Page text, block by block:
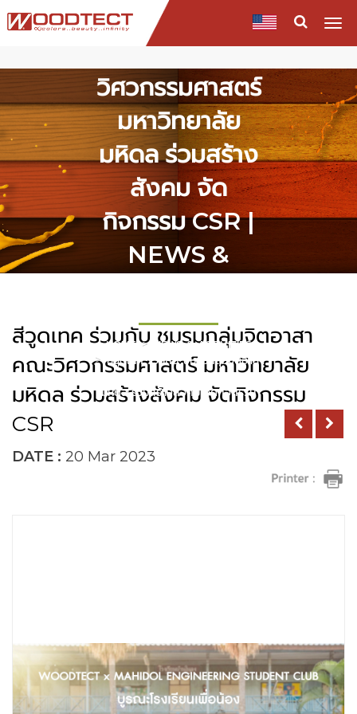
ชมรมกลุ่มจิต
อาสา คณะ
วิศวกรรมศาสตร์
มหาวิทยาลัย
มหิดล ร่วมสร้าง
สังคม จัด
กิจกรรม CSR |
NEWS &
HOME
NEWS & ACTIVITIES
สีวูดเทค ร่วมกับ ชมรมกลุ่มจิตอาสา
คณะวิศวกรรมศาสตร์ มหาวิทยาลัย
มหิดล ร่วมสร้างสังคม จัดกิจกรรม
สีวูดเทค ร่วมกับ ชมรมกลุ่มจิตอาสา
คณะวิศวกรรมศาสตร์ มหาวิทยาลัย
มหิดล ร่วมสร้างสังคม จัดกิจกรรม
CSR
DATE : 20 Mar 2023